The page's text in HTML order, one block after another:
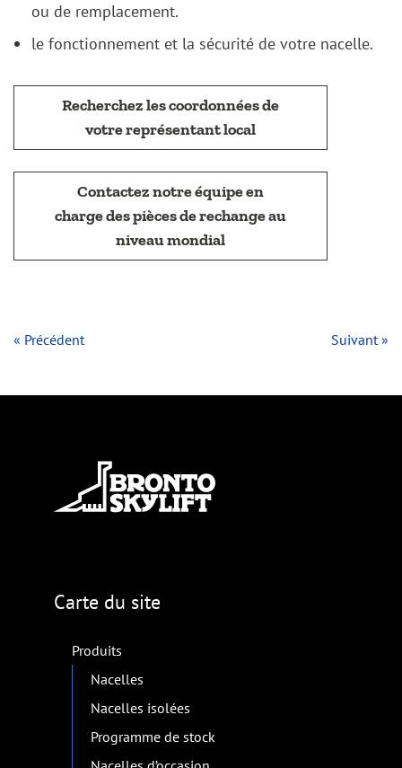
ou de remplacement.
le fonctionnement et la sécurité de votre nacelle.
Recherchez les coordonnées de
votre représentant local
Contactez notre équipe en
charge des pièces de rechange au
niveau mondial
« Précédent Suivant »
Carte du site
Produits
Nacelles
Nacelles isolées
Programme de stock